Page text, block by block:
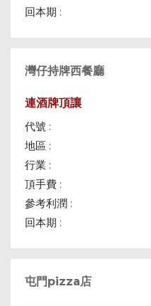
回本期 :
灣仔持牌西餐廳
連酒牌頂讓
代號 :
地區 :
行業 :
頂手費 :
參考利潤 :
回本期 :
屯門pizza店